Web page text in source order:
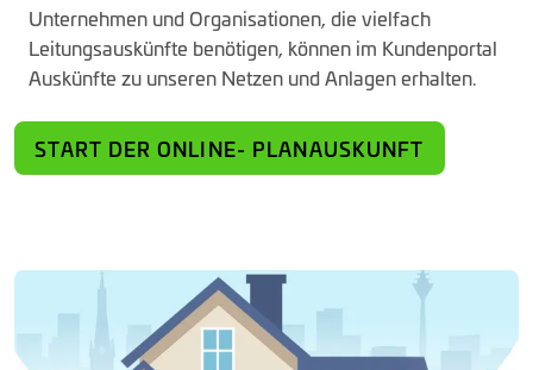
Unternehmen und Organisationen, die vielfach
Leitungsauskünfte benötigen, können im Kundenportal
Auskünfte zu unseren Netzen und Anlagen erhalten.
START DER ONLINE- PLANAUSKUNFT